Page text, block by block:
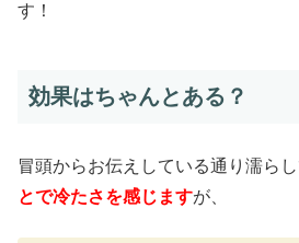
す！
効果はちゃんとある？
冒頭からお伝えしている通り濡ら
とで冷たさを感じますが、